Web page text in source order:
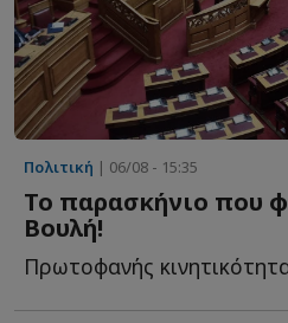
Πολιτική | 06/08 - 15:35
Το παρασκήνιο που
Βουλή!